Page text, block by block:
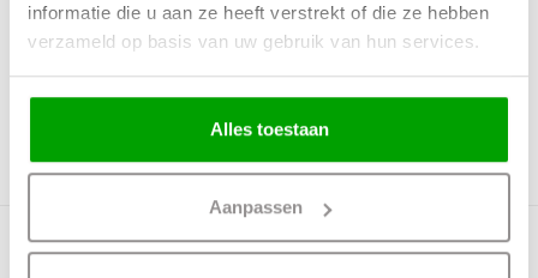
informatie die u aan ze heeft verstrekt of die ze hebben
verzameld op basis van uw gebruik van hun services.
Alles toestaan
Aanpassen
Lichtsterkte 0
IP waarde Geen IP waarde
Incl. dimmer Ja
Meer producten uit deze serie